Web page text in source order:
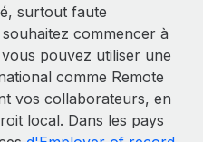
surtout faute
commencer à
pouvez utiliser une
comme Remote
vos collaborateurs, en
local. Dans les pays